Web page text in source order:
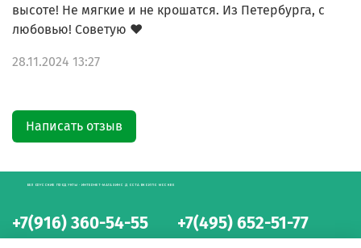
высоте! Не мягкие и не крошатся. Из Петербурга, с
любовью! Советую ❤️
28.11.2024 13:27
Написать отзыв
+7(916) 360-54-55
интернет-магазин
+7(495) 652-51-77
интернет-магазин
БЕЛОРУССКИЕ ПРОДУКТЫ - ИНТЕРНЕТ-МАГАЗИН С ДОСТАВКОЙ ПО МОСКВЕ